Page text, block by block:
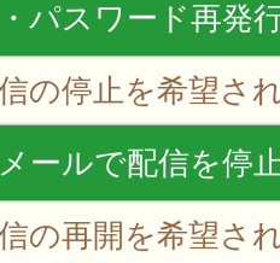
パスワード再発
の停止を希望さ
ールで配信を停
の再開を希望さ